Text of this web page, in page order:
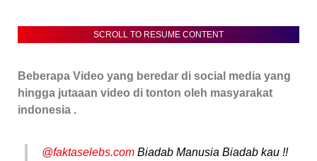
SCROLL TO RESUME CONTENT
Beberapa Video yang beredar di social media yang
hingga jutaaan video di tonton oleh masyarakat
indonesia .
@faktaselebs.com Biadab Manusia Biadab kau !!